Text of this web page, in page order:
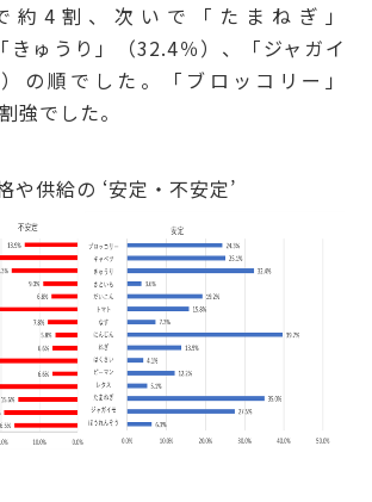
約4割、次いで「たまねぎ」
きゅうり」（32.4％）、「ジャガイ
の順でした。「ブロッコリー」
強でした。
や供給の ‘安定・不安定’